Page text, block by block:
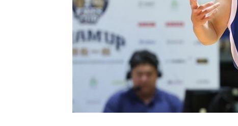
陳鏞基退休誰接班？餅總早替獅隊規劃藍圖
別想躲在受害者3字後面！她要慈濟給交代
台灣彩券開獎直播中 20:31
LIVE三立+24小時直播 15:27
三立iNEWS新聞台線上直播 18:00